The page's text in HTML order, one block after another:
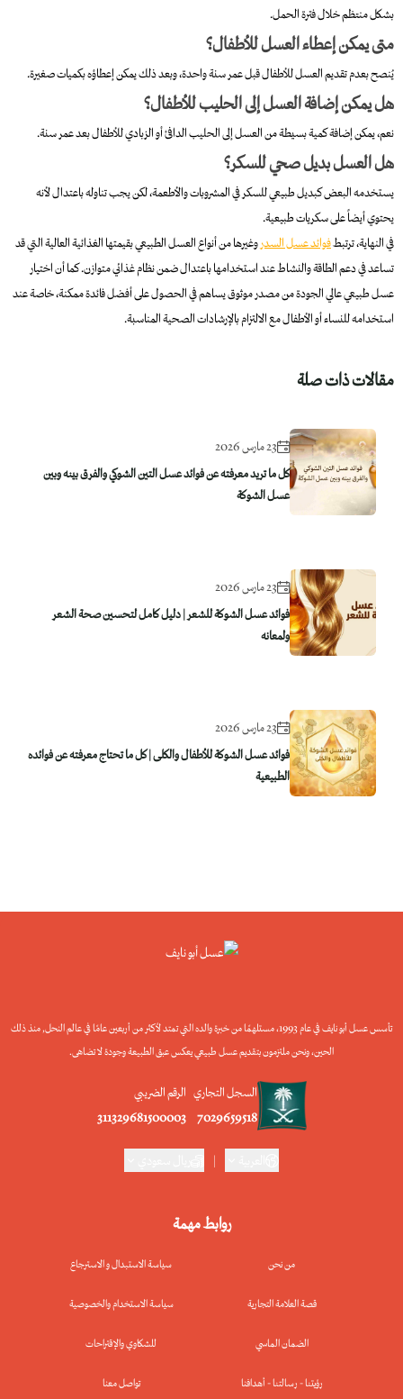
بشكل منتظم خلال فترة الحمل.
متى يمكن إعطاء العسل للأطفال؟
يُنصح بعدم تقديم العسل للأطفال قبل عمر سنة واحدة، وبعد ذلك يمكن إعطاؤه بكميات صغيرة.
هل يمكن إضافة العسل إلى الحليب للأطفال؟
نعم، يمكن إضافة كمية بسيطة من العسل إلى الحليب الدافئ أو الزبادي للأطفال بعد عمر سنة.
هل العسل بديل صحي للسكر؟
يستخدمه البعض كبديل طبيعي للسكر في المشروبات والأطعمة، لكن يجب تناوله باعتدال لأنه
يحتوي أيضاً على سكريات طبيعية.
في النهاية، ترتبطفوائد عسل السدر وغيرها من أنواع العسل الطبيعي بقيمتها الغذائية العالية التي قد
تساعد في دعم الطاقة والنشاط عند استخدامها باعتدال ضمن نظام غذائي متوازن. كما أن اختيار
عسل طبيعي عالي الجودة من مصدر موثوق يساهم في الحصول على أفضل فائدة ممكنة، خاصة عند
استخدامه للنساء أو الأطفال مع الالتزام بالإرشادات الصحية المناسبة.
مقالات ذات صلة
23 مارس 2026
كل ما تريد معرفته عن فوائد عسل التين الشوكي والفرق بينه وبين
عسل الشوكة
23 مارس 2026
فوائد عسل الشوكة للشعر | دليل كامل لتحسين صحة الشعر
ولمعانه
23 مارس 2026
فوائد عسل الشوكة للأطفال والكلى | كل ما تحتاج معرفته عن فوائده
الطبيعية
روابط مهمة
من نحن
قصة العلامة التجارية
الضمان الماسي
رؤيتنا - رسالتنا - أهدافنا
سياسة الاستبدال و الاسترجاع
سياسة الاستخدام والخصوصية
للشكاوي والإقتراحات
تواصل معنا
تأسس عسل أبو نايف في عام 1993، مستلهمًا من خبرة والده التي تمتد لأكثر من أربعين عامًا في عالم النحل, منذ ذلك
الحين، ونحن ملتزمون بتقديم عسل طبيعي يعكس عبق الطبيعة وجودة لا تضاهى.
السجل التجاري
7029659518
الرقم الضريبي
311329681500003
|